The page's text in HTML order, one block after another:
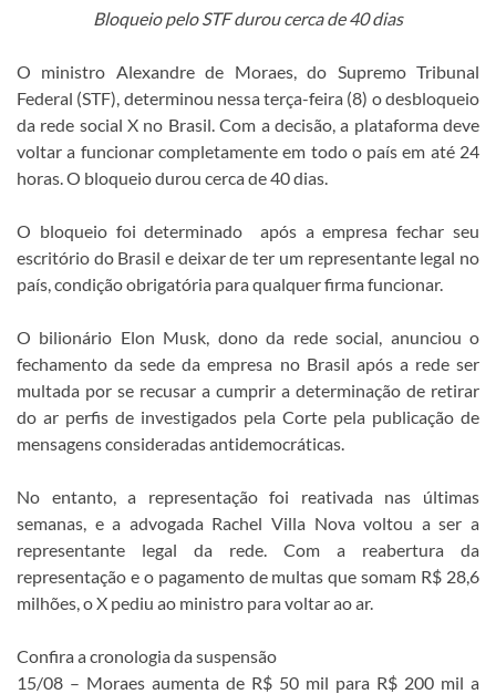
Bloqueio pelo STF durou cerca de 40 dias
O ministro Alexandre de Moraes, do Supremo Tribunal
Federal (STF), determinou nessa terça-feira (8) o desbloqueio
da rede social X no Brasil. Com a decisão, a plataforma deve
voltar a funcionar completamente em todo o país em até 24
horas. O bloqueio durou cerca de 40 dias.
O bloqueio foi determinado após a empresa fechar seu
escritório do Brasil e deixar de ter um representante legal no
país, condição obrigatória para qualquer firma funcionar.
O bilionário Elon Musk, dono da rede social, anunciou o
fechamento da sede da empresa no Brasil após a rede ser
multada por se recusar a cumprir a determinação de retirar
do ar perfis de investigados pela Corte pela publicação de
mensagens consideradas antidemocráticas.
No entanto, a representação foi reativada nas últimas
semanas, e a advogada Rachel Villa Nova voltou a ser a
representante legal da rede. Com a reabertura da
representação e o pagamento de multas que somam R$ 28,6
milhões, o X pediu ao ministro para voltar ao ar.
Confira a cronologia da suspensão
15/08 – Moraes aumenta de R$ 50 mil para R$ 200 mil a